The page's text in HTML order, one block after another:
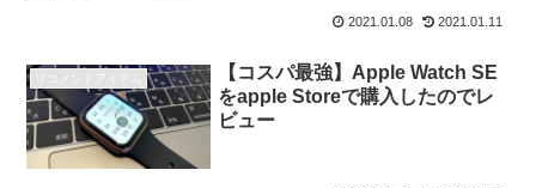
2021.01.08 2021.01.11
リコメンドアイテム
【コスパ最強】Apple Watch SE
をapple Storeで購入したのでレ
ビュー